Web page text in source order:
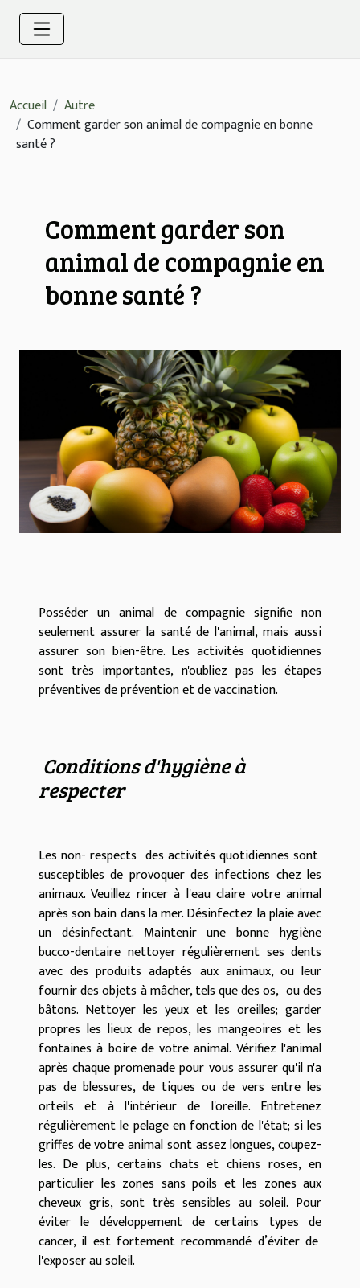
Accueil
Autre
Comment garder son animal de compagnie en bonne
santé ?
Comment garder son
animal de compagnie en
bonne santé ?
Posséder un animal de compagnie signifie non
seulement assurer la santé de l'animal, mais aussi
assurer son bien-être. Les activités quotidiennes
sont très importantes, n'oubliez pas les étapes
préventives de prévention et de vaccination.
Conditions d'hygiène à
respecter
Les non- respects des activités quotidiennes sont
susceptibles de provoquer des infections chez les
animaux. Veuillez rincer à l'eau claire votre animal
après son bain dans la mer. Désinfectez la plaie avec
un désinfectant. Maintenir une bonne hygiène
bucco-dentaire nettoyer régulièrement ses dents
avec des produits adaptés aux animaux, ou leur
fournir des objets à mâcher, tels que des os, ou des
bâtons. Nettoyer les yeux et les oreilles; garder
propres les lieux de repos, les mangeoires et les
fontaines à boire de votre animal. Vérifiez l'animal
après chaque promenade pour vous assurer qu'il n'a
pas de blessures, de tiques ou de vers entre les
orteils et à l'intérieur de l'oreille. Entretenez
régulièrement le pelage en fonction de l'état; si les
griffes de votre animal sont assez longues, coupez-
les. De plus, certains chats et chiens roses, en
particulier les zones sans poils et les zones aux
cheveux gris, sont très sensibles au soleil. Pour
éviter le développement de certains types de
cancer, il est fortement recommandé d’éviter de
l'exposer au soleil.